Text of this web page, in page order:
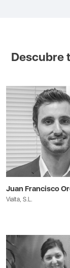
Descubre
Juan Francisco
Vialta, S.L.